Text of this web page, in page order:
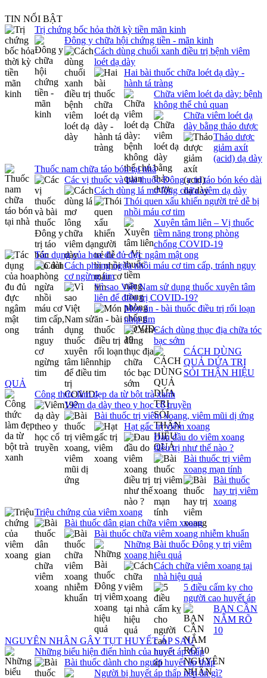
TIN NỔI BẬT
Trị chứng bốc hỏa thời kỳ tiền mãn kinh
Đông y chữa hội chứng tiền - mãn kinh
Cách dùng chuối xanh điều trị bệnh viêm
loét dạ dày
Hai bài thuốc chữa loét dạ dày -
hành tá tràng
Chữa viêm loét dạ dày: bệnh
không thể chủ quan
Chữa viêm loét dạ
dày bằng thảo dược
Thảo dược
giảm axít
(acid) dạ dày
Thuốc nam chữa táo bón tại nhà
Các vị thuốc và bài thuốc Đông y trị táo bón kéo dài
Cách dùng lá mơ lông chữa viêm dạ dày
Thói quen xấu khiến người trẻ dễ bị
nhồi máu cơ tim
Xuyên tâm liên – Vị thuốc
tiềm năng trong phòng
chống COVID-19
Tác dụng của hoa đu đủ đực ngâm mật ong
Cách phòng ngừa nhồi máu cơ tim cấp, tránh nguy
cơ ngừng tim
Vì sao Việt Nam sử dụng thuốc xuyên tâm
liên để điều trị COVID-19?
Món ăn - bài thuốc điều trị rối loạn
nhịp tim
Cách dùng thục địa chữa tóc
bạc sớm
CÁCH DÙNG
QUẢ DỨA TRỊ
SỎI THẬN HIỆU
QUẢ
Công thức làm đẹp da từ bột trà xanh
Viêm dạ dày theo y học cổ truyền
Bài thuốc trị viêm xoang, viêm mũi dị ứng
Hạt gấc trị viêm xoang
Đau đầu do viêm xoang
điều trị như thế nào ?
Bài thuốc trị viêm
xoang mạn tính
Bài thuốc
hay trị viêm
xoang
Triệu chứng của viêm xoang
Bài thuốc dân gian chữa viêm xoang
Bài thuốc chữa viêm xoang nhiễm khuẩn
Những Bài thuốc Đông y trị viêm
xoang hiệu quả
Cách chữa viêm xoang tại
nhà hiệu quả
5 điều cấm kỵ cho
người cao huyết áp
BẠN CẦN
NẮM RÕ
10
NGUYÊN NHÂN GÂY TỤT HUYẾT ÁP SAU
Những biểu hiện điển hình của huyết áp thấp
Bài thuốc dành cho người huyết áp thấp
Người bị huyết áp thấp nên ăn gì?